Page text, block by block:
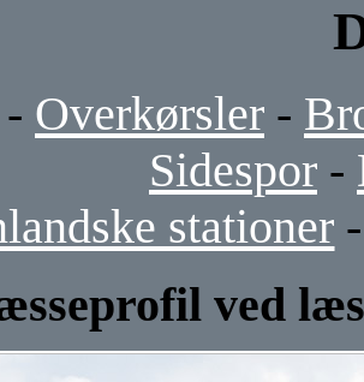
- Overkørsler -
Sidespor -
stationer
ved